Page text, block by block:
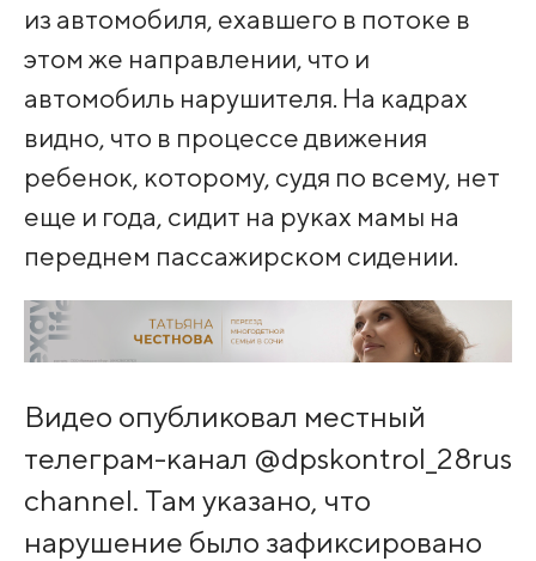
из автомобиля, ехавшего в потоке в
этом же направлении, что и
автомобиль нарушителя. На кадрах
видно, что в процессе движения
ребенок, которому, судя по всему, нет
еще и года, сидит на руках мамы на
переднем пассажирском сидении.
Видео опубликовал местный
телеграм-канал @dpskontrol_28rus
channel. Там указано, что
нарушение было зафиксировано